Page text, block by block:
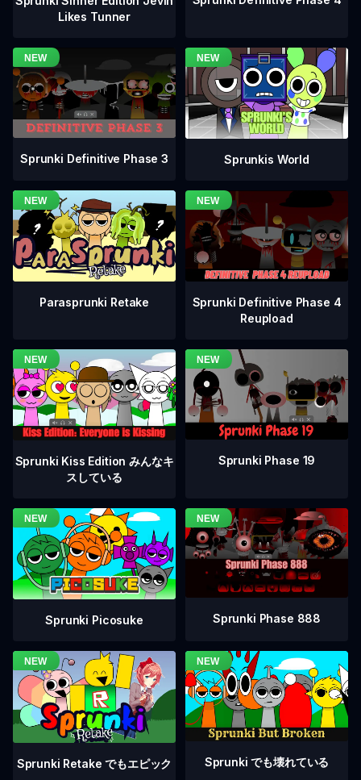
Likes Tunner
Sprunki Definitive Phase 3 Sprunkis World
Parasprunki Retake
Sprunki Definitive Phase 4
Reupload
Sprunki Kiss Edition みんなキ
スしている
Sprunki Phase 19
Sprunki Picosuke Sprunki Phase 888
Sprunki Retake でもエピック Sprunki でも壊れている